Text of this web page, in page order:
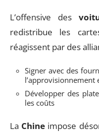
L’offensive des
redistribue les
réagissent par des
Signer avec des
l’approvisionnement
Développer des
les coûts
La Chine impose